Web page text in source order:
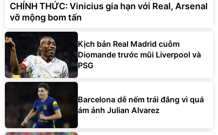
CHÍNH THỨC: Vinicius gia hạn với Real, Arsenal
vỡ mộng bom tấn
Kịch bản Real Madrid cuỗm
Diomande trước mũi Liverpool và
PSG
Barcelona dễ nếm trái đắng vì quá
ám ảnh Julian Alvarez